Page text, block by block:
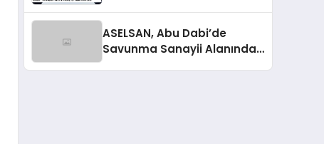
ASELSAN, Abu Dabi’de
Savunma Sanayii Alanında